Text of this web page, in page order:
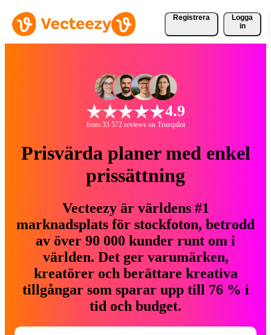
Registrera
Logga
in
4.9
from 33 572 reviews on Trustpilot
Prisvärda planer med enkel
prissättning
Vecteezy är världens #1
marknadsplats för stockfoton, betrodd
av över 90 000 kunder runt om i
världen. Det ger varumärken,
kreatörer och berättare kreativa
tillgångar som sparar upp till 76 % i
tid och budget.